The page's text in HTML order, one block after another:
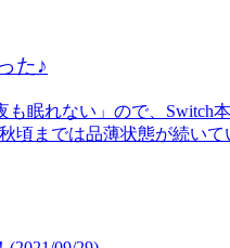
た♪
も眠れない」ので、
頃までは品薄状態が続い